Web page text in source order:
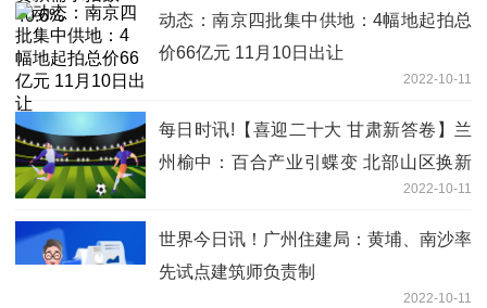
动态：南京四批集中供地：4幅地起拍总
价66亿元 11月10日出让
2022-10-11
每日时讯!【喜迎二十大 甘肃新答卷】兰
州榆中：百合产业引蝶变 北部山区换新
2022-10-11
世界今日讯！广州住建局：黄埔、南沙率
先试点建筑师负责制
2022-10-11